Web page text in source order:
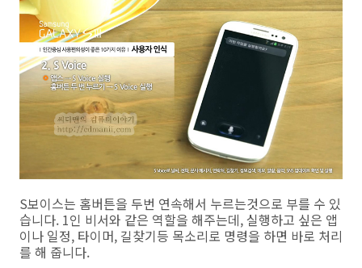
S보이스는 홈버튼을 두번 연속해서 누르는것으로 부를 수 있
습니다. 1인 비서와 같은 역할을 해주는데, 실행하고 싶은 앱
이나 일정, 타이머, 길찾기등 목소리로 명령을 하면 바로 처리
를 해 줍니다.